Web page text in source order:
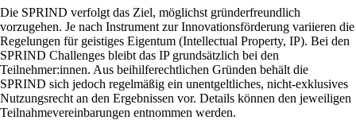
Die SPRIND verfolgt das Ziel, möglichst gründerfreundlich
vorzugehen. Je nach Instrument zur Innovationsförderung variieren die
Regelungen für geistiges Eigentum (Intellectual Property, IP). Bei den
SPRIND Challenges bleibt das IP grundsätzlich bei den
Teilnehmer:innen. Aus beihilferechtlichen Gründen behält die
SPRIND sich jedoch regelmäßig ein unentgeltliches, nicht-exklusives
Nutzungsrecht an den Ergebnissen vor. Details können den jeweiligen
Teilnahmevereinbarungen entnommen werden.